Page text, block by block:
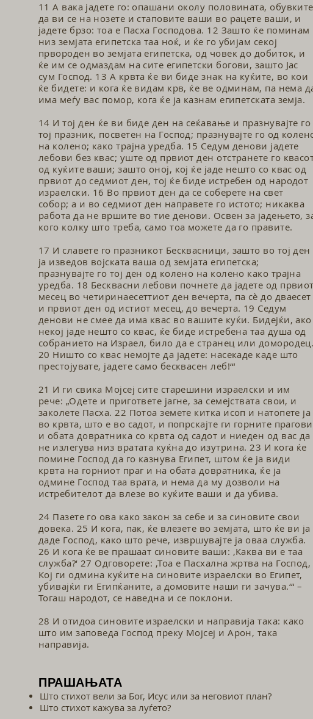
11 А вака јадете го: опашани околу половината, обувките
да ви се на нозете и стаповите ваши во рацете ваши, и
јадете брзо: тоа е Пасха Господова. 12 Зашто ќе поминам
низ земјата еги­петска таа ноќ, и ќе го убијам секој
првороден во земјата египетска, од човек до добиток, и
ќе им се одмаздам на сите египетски богови, зашто Јас
сум Господ. 13 А крвта ќе ви биде знак на куќите, во кои
ќе бидете: и кога ќе видам крв, ќе ве одминам, па нема
има меѓу вас помор, кога ќе ја казнам египетската земја.
14 И тој ден ќе ви биде ден на сеќа­вање и празнувајте го
тој празник, пос­ветен на Господ; празнувајте го од
на колено; како трајна уредба. 15 Седум денови јадете
лебови без квас; уште од првиот ден отстранете го
од куќите ваши; зашто оној, кој ќе јаде нешто со квас од
првиот до седмиот ден, тој ќе биде истребен од народот
израелски. 16 Во првиот ден да се соберете на свет
собор; а и во седмиот ден напра­вете го истото; никаква
работа да не вршите во тие денови. Освен за јадењето,
кого колку што треба, само тоа можете да го правите.
17 И славете го празникот Бесквас­ници, зашто во тој ден
ја изведов војската ваша од земјата египетска;
празнувајте го тој ден од колено на колено како трајна
уредба. 18 Бесквасни лебови почнете да јадете од првиот
месец во четиринаесеттиот ден вечерта, па сѐ до дваесет
и првиот ден од истиот месец, до вечерта. 19 Седум
денови не смее да има квас во вашите куќи. Бидејќи, ако
некој јаде нешто со квас, ќе биде истребена таа душа од
собранието на Израел, било да е странец или домородец.
20 Ништо со квас немојте да јадете: насекаде каде што
престојувате, јадете само бесквасен леб!‘“
21 И ги свика Мојсеј сите старешини израелски и им
рече: „Одете и приго­твете јагне, за семејствата свои, и
заколете Пасха. 22 Потоа земете китка исоп и нато­пете ја
во крвта, што е во садот, и по­прскајте ги горните прагови
и обата довратника со крвта од садот и ниеден од вас да
не излегува низ вратата куќна до изутрина. 23 И кога ќе
помине Господ да го казнува Египет, штом ќе ја види
крвта на горниот праг и на обата довратника, ќе ја
одмине Господ таа врата, и нема да му дозволи на
истребителот да влезе во куќите ваши и да убива.
24 Пазете го ова како закон за себе и за синовите свои
довека. 25 И кога, пак, ќе влезете во земјата, што ќе ви ја
даде Господ, како што рече, извршувајте ја оваа служба.
26 И кога ќе ве прашаат синовите ваши: ‚Каква ви е таа
служба?‘ 27 Одговорете: ‚Тоа е Пасхална жртва на Господ,
Кој ги одмина куќите на синовите израелски во Египет,
убивајќи ги Египќаните, а домовите наши ги зачува.‘“ –
Тогаш народот, се наведна и се поклони.
28 И отидоа синовите израелски и на­правија така: како
што им заповеда Господ преку Мојсеј и Арон, така
направија.
ПРАШАЊАТА
Што стихот вели за Бог, Исус или за неговиот план?
Што стихот кажува за луѓето?